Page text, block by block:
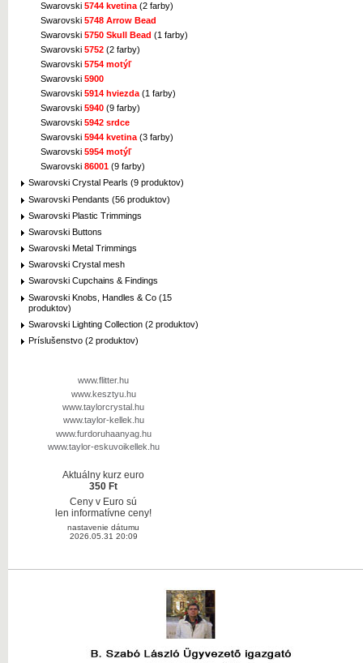
Swarovski 5744 kvetina (2 farby)
Swarovski 5748 Arrow Bead
Swarovski 5750 Skull Bead (1 farby)
Swarovski 5752 (2 farby)
Swarovski 5754 motýľ
Swarovski 5900
Swarovski 5914 hviezda (1 farby)
Swarovski 5940 (9 farby)
Swarovski 5942 srdce
Swarovski 5944 kvetina (3 farby)
Swarovski 5954 motýľ
Swarovski 86001 (9 farby)
Swarovski Crystal Pearls (9 produktov)
Swarovski Pendants (56 produktov)
Swarovski Plastic Trimmings
Swarovski Buttons
Swarovski Metal Trimmings
Swarovski Crystal mesh
Swarovski Cupchains & Findings
Swarovski Knobs, Handles & Co (15
produktov)
Swarovski Lighting Collection (2 produktov)
Príslušenstvo (2 produktov)
www.flitter.hu
www.kesztyu.hu
www.taylorcrystal.hu
www.taylor-kellek.hu
www.furdoruhaanyag.hu
www.taylor-eskuvoikellek.hu
Aktuálny kurz euro
350 Ft
Ceny v Euro sú
len informatívne ceny!
nastavenie dátumu
2026.05.31 20:09